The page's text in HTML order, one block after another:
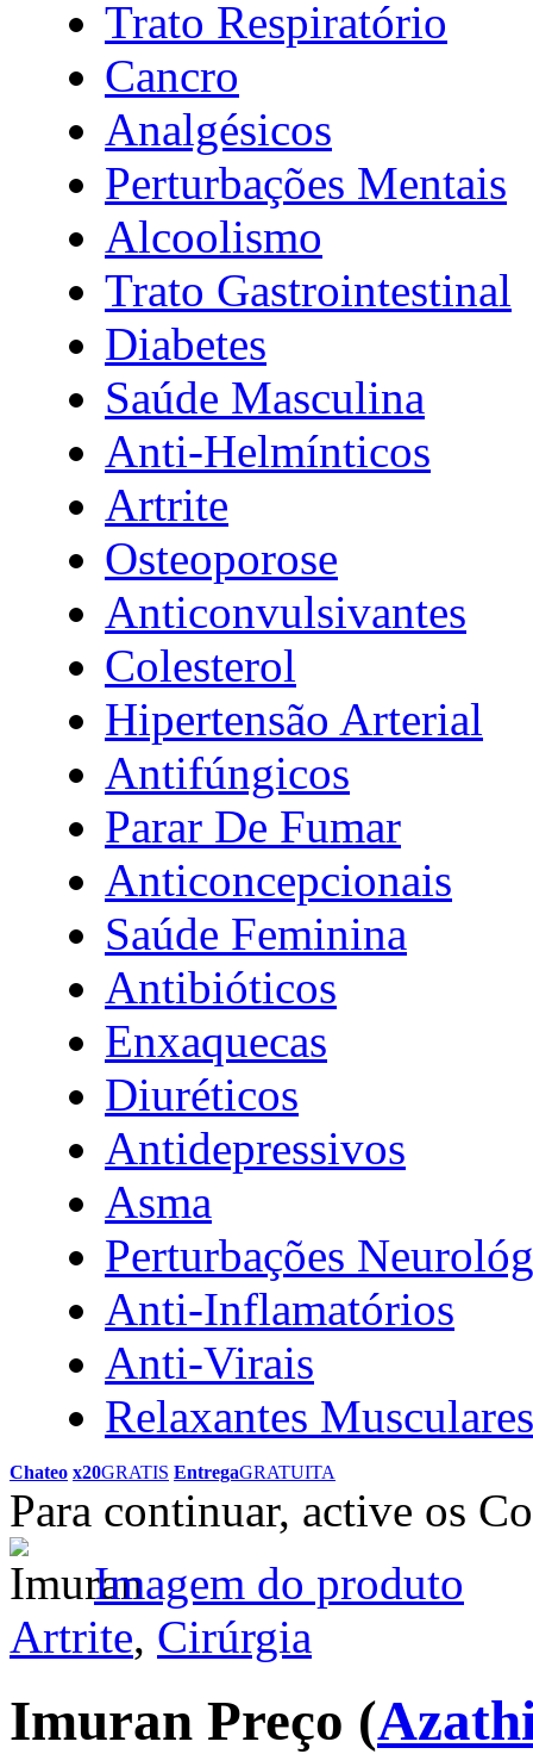
Trato Respiratório
Cancro
Analgésicos
Perturbações Mentais
Alcoolismo
Trato Gastrointestinal
Diabetes
Saúde Masculina
Anti-Helmínticos
Artrite
Osteoporose
Anticonvulsivantes
Colesterol
Hipertensão Arterial
Antifúngicos
Parar De Fumar
Anticoncepcionais
Saúde Feminina
Antibióticos
Enxaquecas
Diuréticos
Antidepressivos
Asma
Perturbações
Anti-Inflamatórios
Anti-Virais
Relaxantes Musculares
Chateo x20GRATIS EntregaGRATUITA
Para continuar, active os
Imagem do produto
Artrite, Cirúrgia
Imuran Preço (